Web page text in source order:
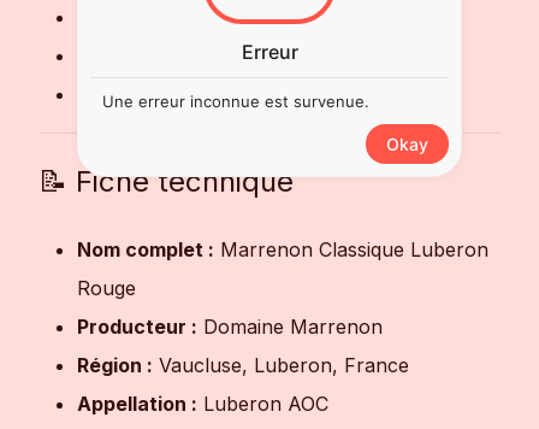
Fromages doux ou affinés
Repas conviviaux et déjeuners en famille
Barbecue ou apéritifs prolongés
📝 Fiche technique
Nom complet : Marrenon Classique Luberon
Rouge
Producteur : Domaine Marrenon
Région : Vaucluse, Luberon, France
Appellation : Luberon AOC
Erreur
Une erreur inconnue est survenue.
Okay